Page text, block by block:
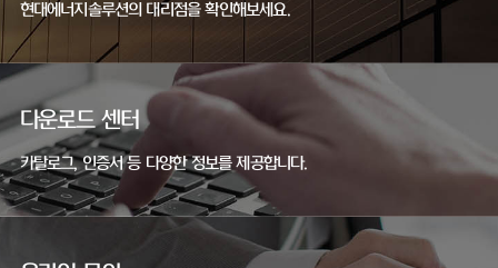
현대에너지솔루션의 대리점을 확인해보세요.
다운로드 센터
카탈로그, 인증서 등 다양한 정보를 제공합니다.